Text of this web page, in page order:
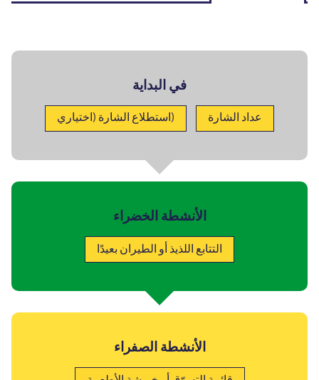
في البداية
عداد الشارة (استطلاع الشارة (اختياري
الأنشطة الخضراء
التتابع اللذيذ أو الطيران بعيدًا
الأنشطة الصفراء